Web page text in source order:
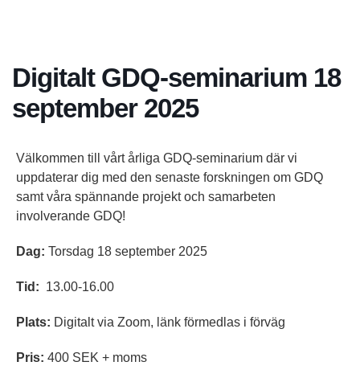
Digitalt GDQ-seminarium 18
september 2025
Välkommen till vårt årliga GDQ-seminarium där vi
uppdaterar dig med den senaste forskningen om GDQ
samt våra spännande projekt och samarbeten
involverande GDQ!
Dag: Torsdag 18 september 2025
Tid: 13.00-16.00
Plats: Digitalt via Zoom, länk förmedlas i förväg
Pris: 400 SEK + moms